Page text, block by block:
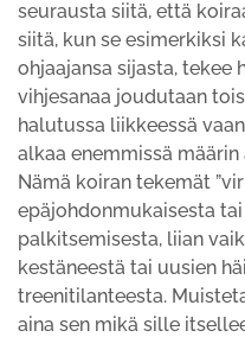
seurausta siitä, että
siitä, kun se esimerkiksi
ohjaajansa sijasta, tekee
vihjesanaa joudutaan
halutussa liikkeessä
alkaa enemmissä
Nämä koiran tekemät
epäjohdonmukaisesta
palkitsemisesta, liian
kestäneestä tai uusien
treenitilanteesta.
aina sen mikä sille